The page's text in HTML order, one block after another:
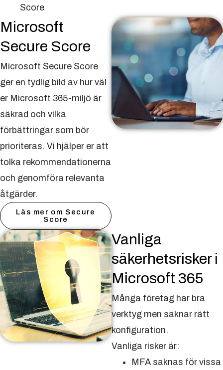
Score
Microsoft
Secure Score
Microsoft Secure Score
ger en tydlig bild av hur väl
er Microsoft 365-miljö är
säkrad och vilka
förbättringar som bör
prioriteras. Vi hjälper er att
tolka rekommendationerna
och genomföra relevanta
åtgärder.
Läs mer om Secure
Score
Vanliga
säkerhetsrisker i
Microsoft 365
Många företag har bra
verktyg men saknar rätt
konfiguration.
Vanliga risker är:
MFA saknas för vissa